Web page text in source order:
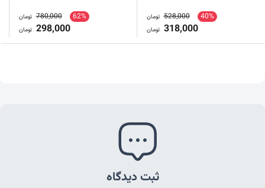
40%
528,000 تومان
318,000 تومان
62%
780,000 تومان
298,000 تومان
ثبت دیدگاه